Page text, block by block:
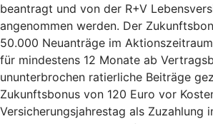
beantragt und von der R+V
angenommen werden. Der
50.000 Neuanträge im
für mindestens 12 Monate ab
ununterbrochen ratierliche Beiträge
Zukunftsbonus von 120 Euro vor
Versicherungsjahrestag als Zuzahlung